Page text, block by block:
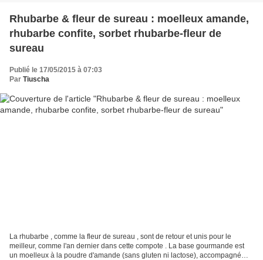
Rhubarbe & fleur de sureau : moelleux amande,
rhubarbe confite, sorbet rhubarbe-fleur de
sureau
Publié le 17/05/2015 à 07:03
Par Tiuscha
La rhubarbe , comme la fleur de sureau , sont de retour et unis pour le
meilleur, comme l'an dernier dans cette compote . La base gourmande est
un moelleux à la poudre d'amande (sans gluten ni lactose), accompagné